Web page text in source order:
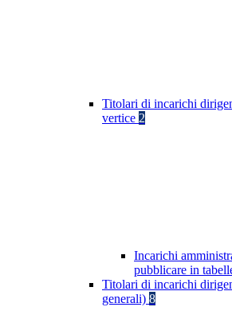
Titolari di incarichi
vertice 2
Incarichi
pubblicare in
Titolari di incarichi
generali) 8